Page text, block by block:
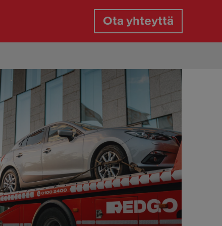
Ota yhteyttä
päivystys
paikkaus tien päällä
tien päällä
vaihto kotipihassa